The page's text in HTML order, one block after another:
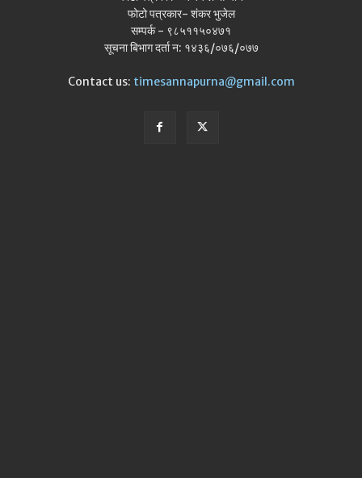
फोटो पत्रकार- शंकर भुजेल
सम्पर्क - ९८५११५०४७१
सूचना बिभाग दर्ता न: १४३६/०७६/०७७
Contact us: timesannapurna@gmail.com